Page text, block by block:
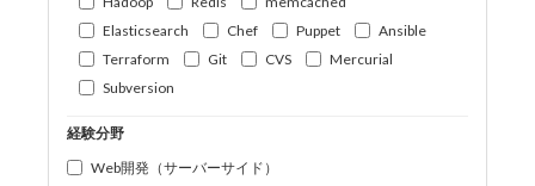
Elasticsearch
Chef Puppet
Ansible
Terraform
Git CVS
Mercurial
Subversion
経験分野
Web開発（サーバーサイド）